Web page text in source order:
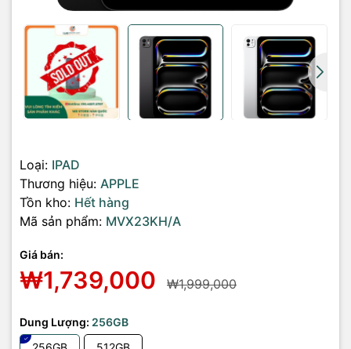
Loại: IPAD
Thương hiệu: APPLE
Tồn kho: Hết hàng
Mã sản phẩm: MVX23KH/A
Giá bán:
₩1,739,000 ₩1,999,000
Dung Lượng: 256GB